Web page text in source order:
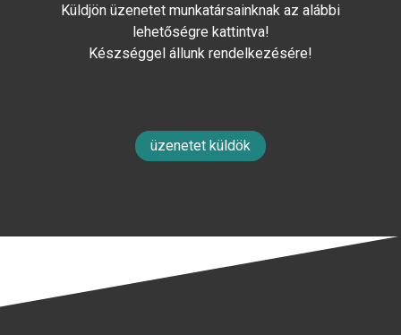
Küldjön üzenetet munkatársainknak az alábbi
lehetőségre kattintva!
Készséggel állunk rendelkezésére!
üzenetet küldök